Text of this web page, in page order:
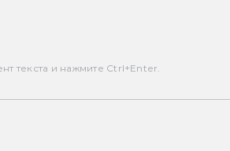
текста и нажмите Ctrl+Enter.